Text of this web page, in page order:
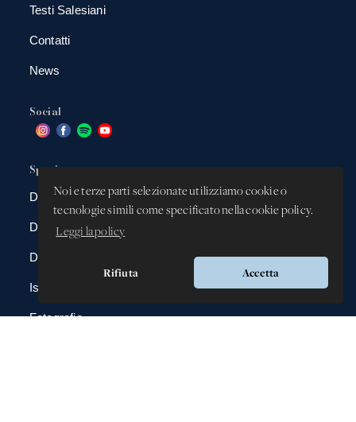
Noi e terze parti selezionate utilizziamo cookie o
tecnologie simili come specificato nella cookie policy.
Leggi la policy
Rifiuta Accetta
Testi Salesiani
Contatti
News
Social
Spazio app
DBAnima
DBContest
DBDrive
Iscrizioni
Fotografie